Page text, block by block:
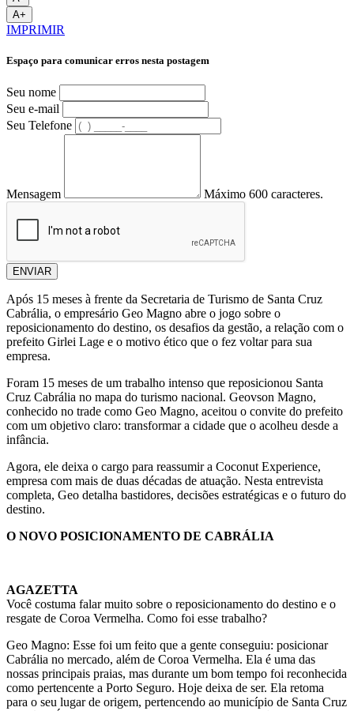
A+
IMPRIMIR
Espaço para comunicar erros nesta postagem
Seu nome
Seu e-mail
Seu Telefone
Mensagem Máximo 600 caracteres.
ENVIAR
Após 15 meses à frente da Secretaria de Turismo de Santa Cruz
Cabrália, o empresário Geo Magno abre o jogo sobre o
reposicionamento do destino, os desafios da gestão, a relação com o
prefeito Girlei Lage e o motivo ético que o fez voltar para sua
empresa.
Foram 15 meses de um trabalho intenso que reposicionou Santa
Cruz Cabrália no mapa do turismo nacional. Geovson Magno,
conhecido no trade como Geo Magno, aceitou o convite do prefeito
com um objetivo claro: transformar a cidade que o acolheu desde a
infância.
Agora, ele deixa o cargo para reassumir a Coconut Experience,
empresa com mais de duas décadas de atuação. Nesta entrevista
completa, Geo detalha bastidores, decisões estratégicas e o futuro do
destino.
O NOVO POSICIONAMENTO DE CABRÁLIA
AGAZETTA
Você costuma falar muito sobre o reposicionamento do destino e o
resgate de Coroa Vermelha. Como foi esse trabalho?
Geo Magno: Esse foi um feito que a gente conseguiu: posicionar
Cabrália no mercado, além de Coroa Vermelha. Ela é uma das
nossas principais praias, mas durante um bom tempo foi reconhecida
como pertencente a Porto Seguro. Hoje deixa de ser. Ela retoma
para o seu lugar de origem, pertencendo ao município de Santa Cruz